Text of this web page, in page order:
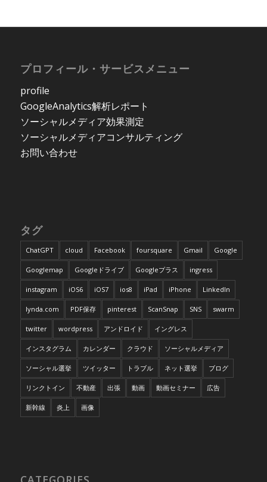
プロフィール・サービスメニュー
profile
GoogleAnalytics解析レポート
ソーシャルメディア効果測定
ソーシャルメディアコンサルティング
お問い合わせ
タグ
ChatGPT cloud Facebook foursquare Gmail Google
Googlemap Googleドライブ Googleプラス ingress
instagram iOS6 iOS7 ios8 iPad iPhone LinkedIn
lynda.com PDF保存 pinterest ScanSnap SNS swarm
twitter wordpress アンドロイド イングレス
インスタグラム カレンダー クラウド ソーシャルメディア
ソーシャル選挙 ツイッター トラブル ネット選挙 ブログ
リンクトイン 不動産 出張 動画 動画セミナー 広告
新幹線 炎上 画像